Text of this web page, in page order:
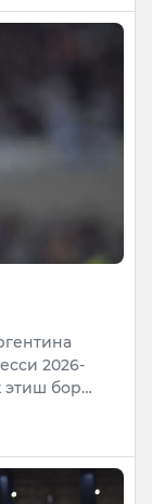
2026-
этиш бор…